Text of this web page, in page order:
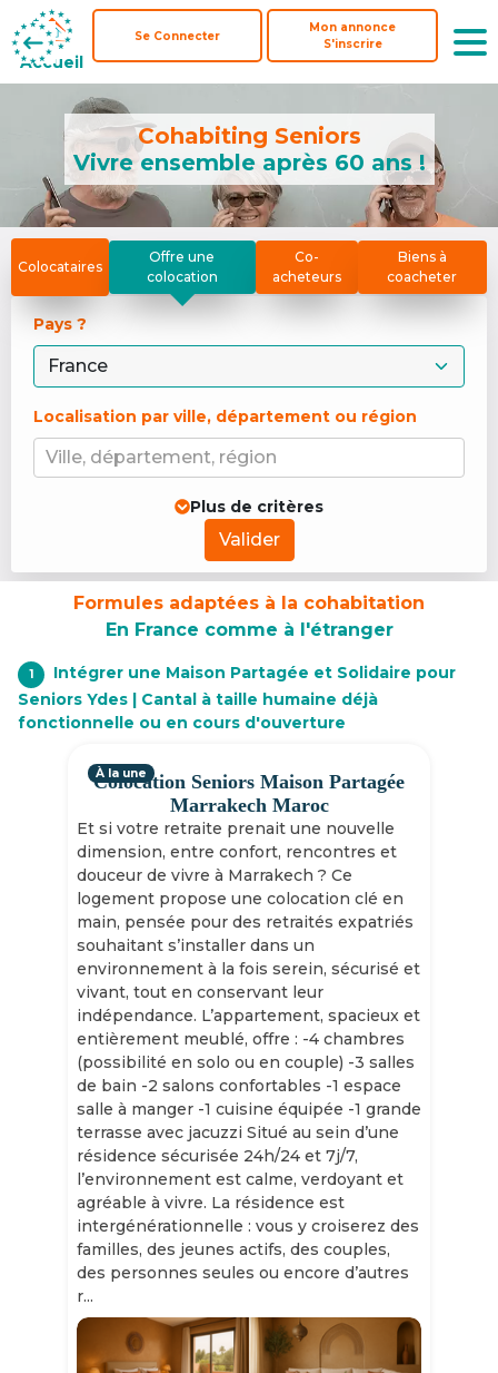
Accueil
Se Connecter
Mon annonce
S'inscrire
Accueil
Se Connecter
Mon annonce
S'inscrire
Cohabiting Seniors
Vivre ensemble après 60 ans !
Colocataires
Offre une
colocation
Co-
acheteurs
Biens à
coacheter
Pays ?
Localisation par ville, département ou région
Ville, département, région
Plus de critères
Valider
Formules adaptées à la cohabitation
En France comme à l'étranger
1
Intégrer une Maison Partagée et Solidaire pour
Seniors Ydes | Cantal à taille humaine déjà
fonctionnelle ou en cours d'ouverture
Colocation Seniors Maison Partagée
Marrakech Maroc
Et si votre retraite prenait une nouvelle
dimension, entre confort, rencontres et
douceur de vivre à Marrakech ? Ce
logement propose une colocation clé en
main, pensée pour des retraités expatriés
souhaitant s’installer dans un
environnement à la fois serein, sécurisé et
vivant, tout en conservant leur
indépendance. L’appartement, spacieux et
entièrement meublé, offre : -4 chambres
(possibilité en solo ou en couple) -3 salles
de bain -2 salons confortables -1 espace
salle à manger -1 cuisine équipée -1 grande
terrasse avec jacuzzi Situé au sein d’une
résidence sécurisée 24h/24 et 7j/7,
l’environnement est calme, verdoyant et
agréable à vivre. La résidence est
intergénérationnelle : vous y croiserez des
familles, des jeunes actifs, des couples,
des personnes seules ou encore d’autres
r...
À la une
Slide 1 of 11